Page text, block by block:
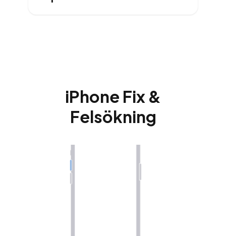
iPhone Fix &
Felsökning